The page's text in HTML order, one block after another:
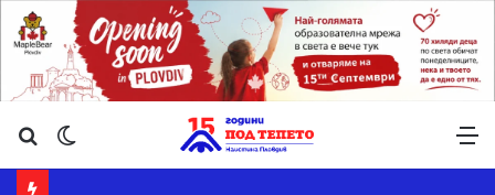
Търсене ...